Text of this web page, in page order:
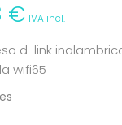
€ IVA incl.
d-link
wifi65